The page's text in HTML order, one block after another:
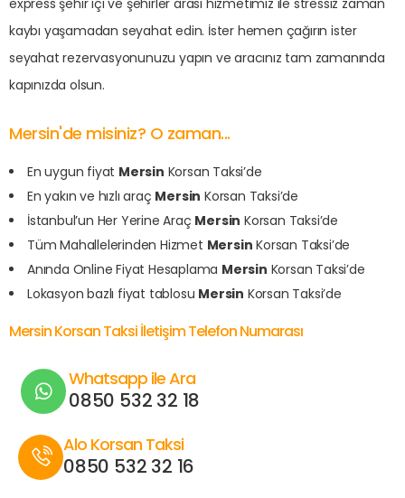
kaybı yaşamadan seyahat edin. İster hemen çağırın ister
seyahat rezervasyonunuzu yapın ve aracınız tam zamanında
kapınızda olsun.
Mersin'de misiniz? O zaman...
En uygun fiyat Mersin Korsan Taksi’de
En yakın ve hızlı araç Mersin Korsan Taksi’de
İstanbul’un Her Yerine Araç Mersin Korsan Taksi’de
Tüm Mahallelerinden Hizmet Mersin Korsan Taksi’de
Anında Online Fiyat Hesaplama Mersin Korsan Taksi’de
Lokasyon bazlı fiyat tablosu Mersin Korsan Taksi’de
Mersin Korsan Taksi İletişim Telefon Numarası
Whatsapp ile Ara
0850 532 32 18
Alo Korsan Taksi
0850 532 32 16